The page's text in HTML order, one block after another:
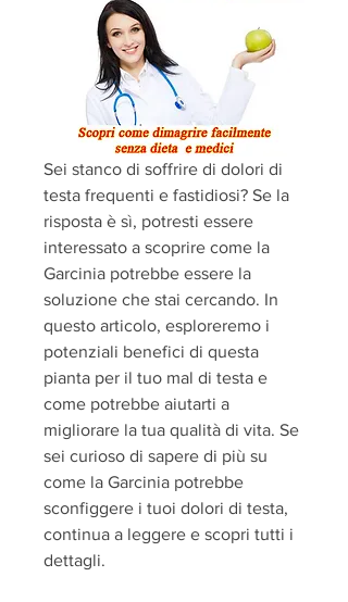
Sei stanco di soffrire di dolori di
testa frequenti e fastidiosi? Se la
risposta è sì, potresti essere
interessato a scoprire come la
Garcinia potrebbe essere la
soluzione che stai cercando. In
questo articolo, esploreremo i
potenziali benefici di questa
pianta per il tuo mal di testa e
come potrebbe aiutarti a
migliorare la tua qualità di vita. Se
sei curioso di sapere di più su
come la Garcinia potrebbe
sconfiggere i tuoi dolori di testa,
continua a leggere e scopri tutti i
dettagli.